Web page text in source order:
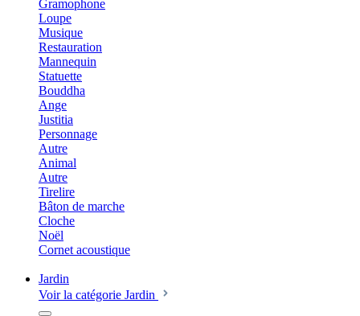
Gramophone
Loupe
Musique
Restauration
Mannequin
Statuette
Bouddha
Ange
Justitia
Personnage
Autre
Animal
Autre
Tirelire
Bâton de marche
Cloche
Noël
Cornet acoustique
Jardin
Voir la catégorie Jardin